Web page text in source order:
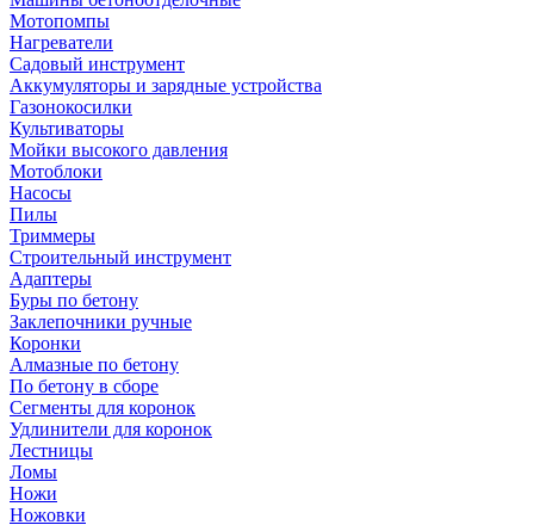
Мотопомпы
Нагреватели
Садовый инструмент
Аккумуляторы и зарядные устройства
Газонокосилки
Культиваторы
Мойки высокого давления
Мотоблоки
Насосы
Пилы
Триммеры
Строительный инструмент
Адаптеры
Буры по бетону
Заклепочники ручные
Коронки
Алмазные по бетону
По бетону в сборе
Сегменты для коронок
Удлинители для коронок
Лестницы
Ломы
Ножи
Ножовки